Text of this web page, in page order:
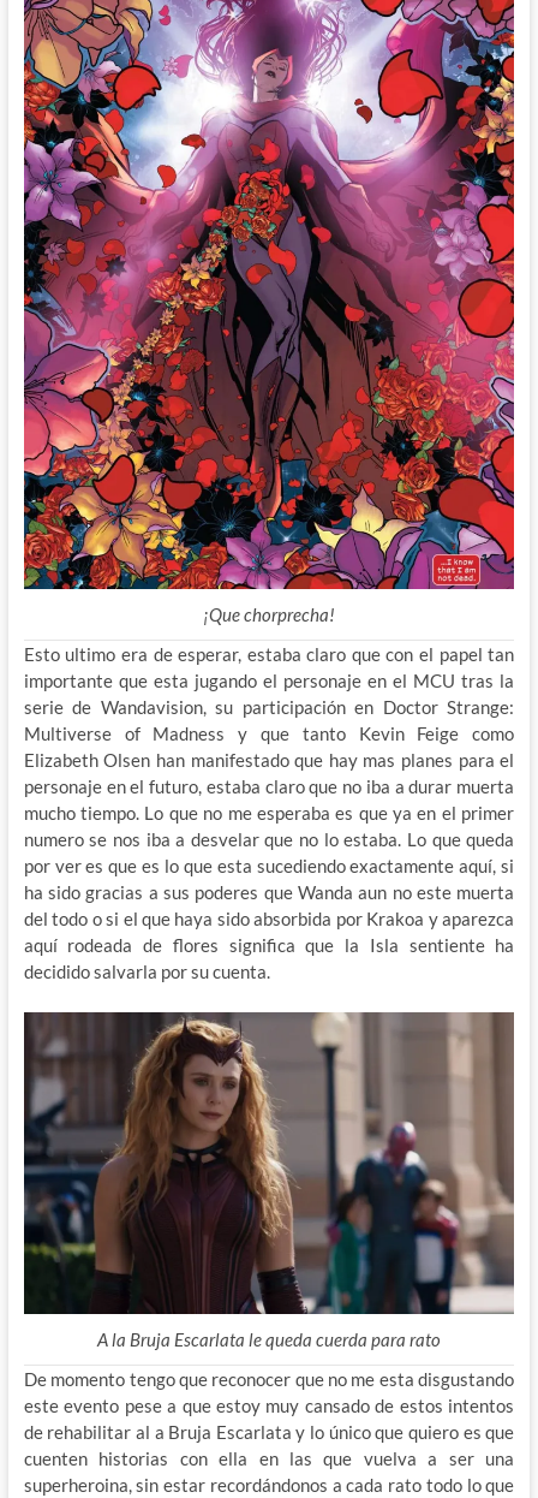
¡Que chorprecha!
Esto ultimo era de esperar, estaba claro que con el papel tan
importante que esta jugando el personaje en el MCU tras la
serie de Wandavision, su participación en Doctor Strange:
Multiverse of Madness y que tanto Kevin Feige como
Elizabeth Olsen han manifestado que hay mas planes para el
personaje en el futuro, estaba claro que no iba a durar muerta
mucho tiempo. Lo que no me esperaba es que ya en el primer
numero se nos iba a desvelar que no lo estaba. Lo que queda
por ver es que es lo que esta sucediendo exactamente aquí, si
ha sido gracias a sus poderes que Wanda aun no este muerta
del todo o si el que haya sido absorbida por Krakoa y aparezca
aquí rodeada de flores significa que la Isla sentiente ha
decidido salvarla por su cuenta.
A la Bruja Escarlata le queda cuerda para rato
De momento tengo que reconocer que no me esta disgustando
este evento pese a que estoy muy cansado de estos intentos
de rehabilitar al a Bruja Escarlata y lo único que quiero es que
cuenten historias con ella en las que vuelva a ser una
superheroina, sin estar recordándonos a cada rato todo lo que